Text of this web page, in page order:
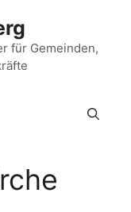
für Gemeinden,